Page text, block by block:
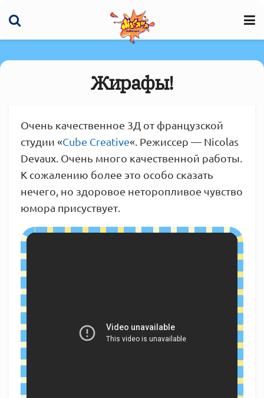
Жирафы!
Очень качественное 3Д от французской
студии «Cube Creative«. Режиссер — Nicolas
Devaux. Очень много качественной работы.
К сожалению более это особо сказать
нечего, но здоровое неторопливое чувство
юмора присуствует.